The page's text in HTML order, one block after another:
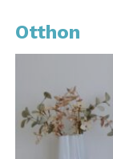
Otthon